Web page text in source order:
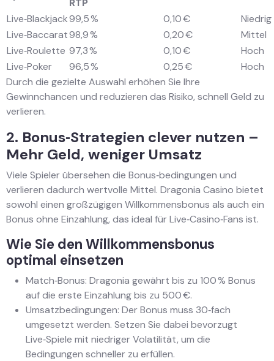
RTP
Live‑Blackjack99,5 % 0,10 €
Niedrig
Live‑Baccarat98,9 % 0,20 €
Mittel
Live‑Roulette 97,3 % 0,10 €
Hoch
Live‑Poker
96,5 % 0,25 €
Hoch
Durch die gezielte Auswahl erhöhen Sie Ihre
Gewinnchancen und reduzieren das Risiko, schnell Geld zu
verlieren.
2. Bonus‑Strategien clever nutzen –
Mehr Geld, weniger Umsatz
Viele Spieler übersehen die Bonus‑bedingungen und
verlieren dadurch wertvolle Mittel. Dragonia Casino bietet
sowohl einen großzügigen Willkommensbonus als auch ein
Bonus ohne Einzahlung, das ideal für Live‑Casino‑Fans ist.
Wie Sie den Willkommensbonus
optimal einsetzen
Match‑Bonus: Dragonia gewährt bis zu 100 % Bonus
auf die erste Einzahlung bis zu 500 €.
Umsatzbedingungen: Der Bonus muss 30‑fach
umgesetzt werden. Setzen Sie dabei bevorzugt
Live‑Spiele mit niedriger Volatilität, um die
Bedingungen schneller zu erfüllen.